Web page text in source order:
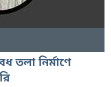
তলা নির্মাণে